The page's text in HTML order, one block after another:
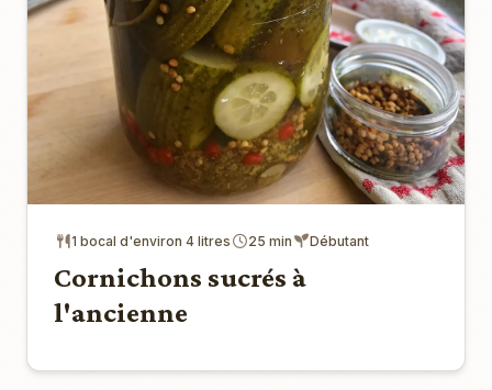
1 bocal d'environ 4 litres 25 min Débutant
Cornichons sucrés à
l'ancienne